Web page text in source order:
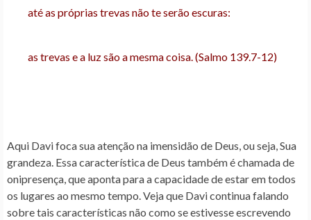
até as próprias trevas não te serão escuras:
as trevas e a luz são a mesma coisa. (Salmo 139.7-12)
Aqui Davi foca sua atenção na imensidão de Deus, ou seja, Sua
grandeza. Essa característica de Deus também é chamada de
onipresença, que aponta para a capacidade de estar em todos
os lugares ao mesmo tempo. Veja que Davi continua falando
sobre tais características não como se estivesse escrevendo